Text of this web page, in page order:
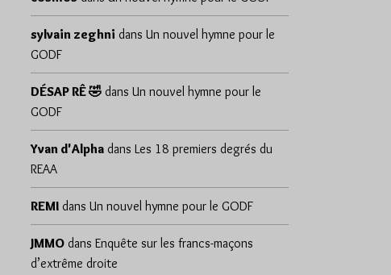
sylvain zeghni dans Un nouvel hymne pour le
GODF
DÉSAP RÊ 🤣 dans Un nouvel hymne pour le
GODF
Yvan d'Alpha dans Les 18 premiers degrés du
REAA
REMI dans Un nouvel hymne pour le GODF
JMMO dans Enquête sur les francs-maçons
d’extrême droite